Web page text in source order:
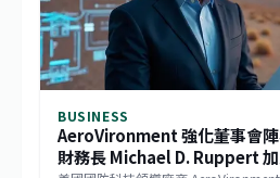
BUSINESS
AeroVironment 強化董事會
財務長 Michael D. Ruppert